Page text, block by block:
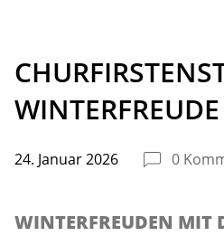
WINTERFREUDE
24. Januar 2026 0
WINTERFREUDEN MIT